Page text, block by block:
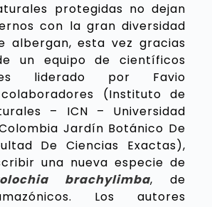
protegidas no dejan
con la gran diversidad
albergan, esta vez gracias
un equipo de científicos
liderado por Favio
(Instituto de
– ICN – Universidad
Jardín Botánico De
De Ciencias Exactas),
una nueva especie de
brachylimba, de
Los autores